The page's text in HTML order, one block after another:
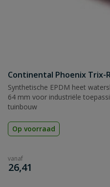
Continental Phoenix
Synthetische EPDM heet
64 mm voor industriële
tuinbouw
Op voorraad
vanaf
€
26,41